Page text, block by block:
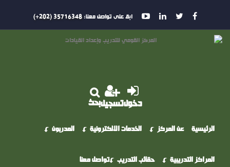
ابق على تواصل معنا:35716348 (202+)
دخولتسجيلبحث
الرئيسية عن المركز الخدمات الالكترونية المدربون
المراكز التدريبية حقائب التدريب تواصل معنا